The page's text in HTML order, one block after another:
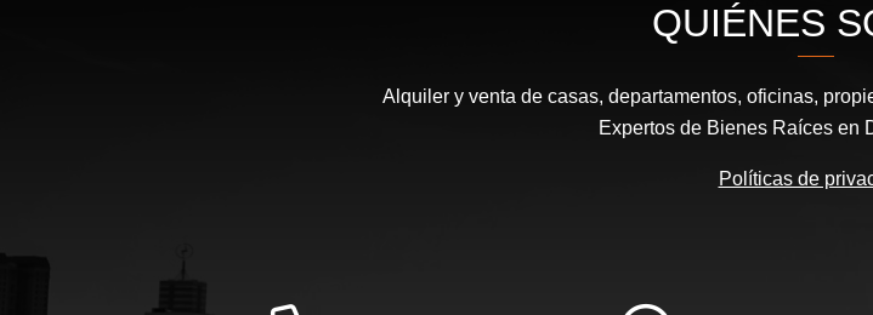
QUIÉNES
Alquiler y venta de casas, departamentos, oficinas,
Expertos de Bienes Raíces en
Políticas de